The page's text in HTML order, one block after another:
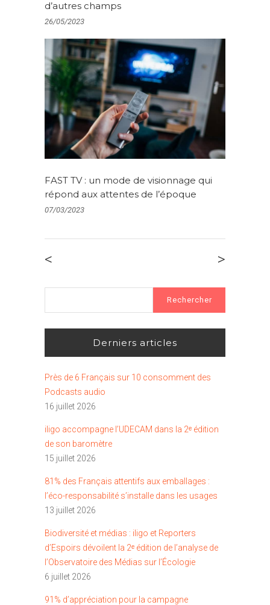
d’autres champs
26/05/2023
FAST TV : un mode de visionnage qui
répond aux attentes de l’époque
07/03/2023
< >
Derniers articles
Près de 6 Français sur 10 consomment des
Podcasts audio
16 juillet 2026
iligo accompagne l’UDECAM dans la 2ᵉ édition
de son baromètre
15 juillet 2026
81% des Français attentifs aux emballages :
l’éco-responsabilité s’installe dans les usages
13 juillet 2026
Biodiversité et médias : iligo et Reporters
d’Espoirs dévoilent la 2ᵉ édition de l’analyse de
l’Observatoire des Médias sur l’Écologie
6 juillet 2026
91% d’appréciation pour la campagne